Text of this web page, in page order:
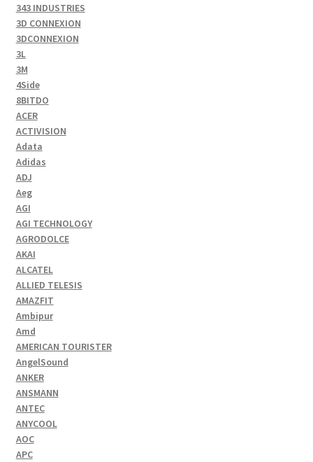
343 INDUSTRIES
3D CONNEXION
3DCONNEXION
3L
3M
4Side
8BITDO
ACER
ACTIVISION
Adata
Adidas
ADJ
Aeg
AGI
AGI TECHNOLOGY
AGRODOLCE
AKAI
ALCATEL
ALLIED TELESIS
AMAZFIT
Ambipur
Amd
AMERICAN TOURISTER
AngelSound
ANKER
ANSMANN
ANTEC
ANYCOOL
AOC
APC